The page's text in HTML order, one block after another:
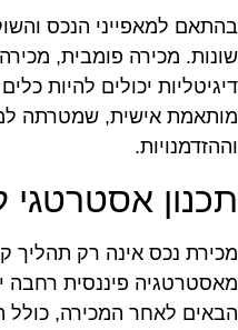
למאפייני הנכס
מכירה פומבית,
יכולים להיות
אישית, שמטרתה
אסטרטגי
נכס אינה רק תהליך
פיננסית רחבה
לאחר המכירה, כולל